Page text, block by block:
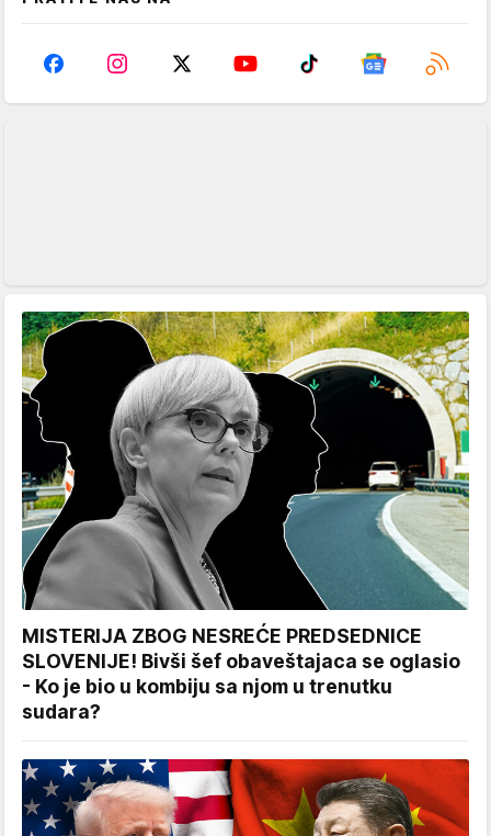
MISTERIJA ZBOG NESREĆE PREDSEDNICE
SLOVENIJE! Bivši šef obaveštajaca se oglasio
- Ko je bio u kombiju sa njom u trenutku
sudara?